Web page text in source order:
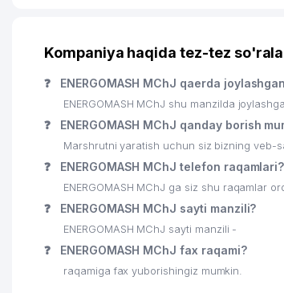
Kompaniya haqida tez-tez
❓ ENERGOMASH MChJ qaerda
ENERGOMASH MChJ shu manzilda
❓ ENERGOMASH MChJ qanday borish
Marshrutni yaratish uchun siz bizning veb-
❓ ENERGOMASH MChJ telefon raqamlari?
ENERGOMASH MChJ ga siz shu raqamlar
❓ ENERGOMASH MChJ sayti manzili?
ENERGOMASH MChJ sayti manzili -
❓ ENERGOMASH MChJ fax raqami?
raqamiga fax yuborishingiz mumkin.